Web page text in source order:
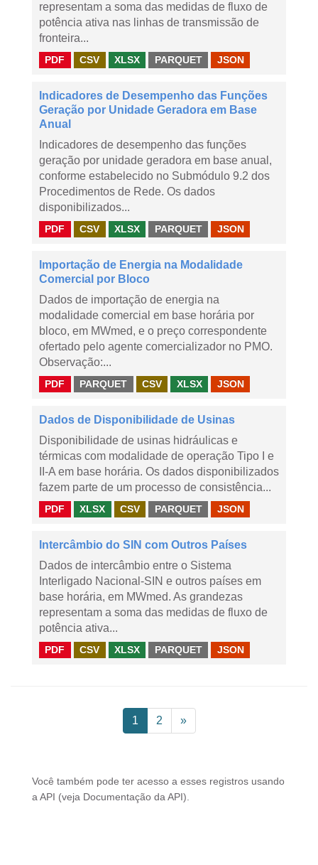
representam a soma das medidas de fluxo de
potência ativa nas linhas de transmissão de
fronteira...
PDF CSV XLSX PARQUET JSON
Indicadores de Desempenho das Funções
Geração por Unidade Geradora em Base
Anual
Indicadores de desempenho das funções
geração por unidade geradora em base anual,
conforme estabelecido no Submódulo 9.2 dos
Procedimentos de Rede. Os dados
disponibilizados...
PDF CSV XLSX PARQUET JSON
Importação de Energia na Modalidade
Comercial por Bloco
Dados de importação de energia na
modalidade comercial em base horária por
bloco, em MWmed, e o preço correspondente
ofertado pelo agente comercializador no PMO.
Observação:...
PDF PARQUET CSV XLSX JSON
Dados de Disponibilidade de Usinas
Disponibilidade de usinas hidráulicas e
térmicas com modalidade de operação Tipo I e
II-A em base horária. Os dados disponibilizados
fazem parte de um processo de consistência...
PDF XLSX CSV PARQUET JSON
Intercâmbio do SIN com Outros Países
Dados de intercâmbio entre o Sistema
Interligado Nacional-SIN e outros países em
base horária, em MWmed. As grandezas
representam a soma das medidas de fluxo de
potência ativa...
PDF CSV XLSX PARQUET JSON
1 2 »
Você também pode ter acesso a esses registros usando
a API (veja Documentação da API ).